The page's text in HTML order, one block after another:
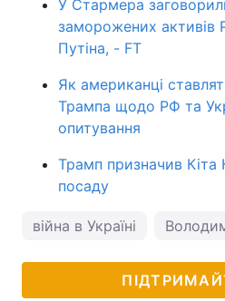
У Стармера
заморожених активів
Путіна, - FT
Як американці
Трампа щодо РФ та
опитування
Трамп призначив Кіта
посаду
війна в Україні